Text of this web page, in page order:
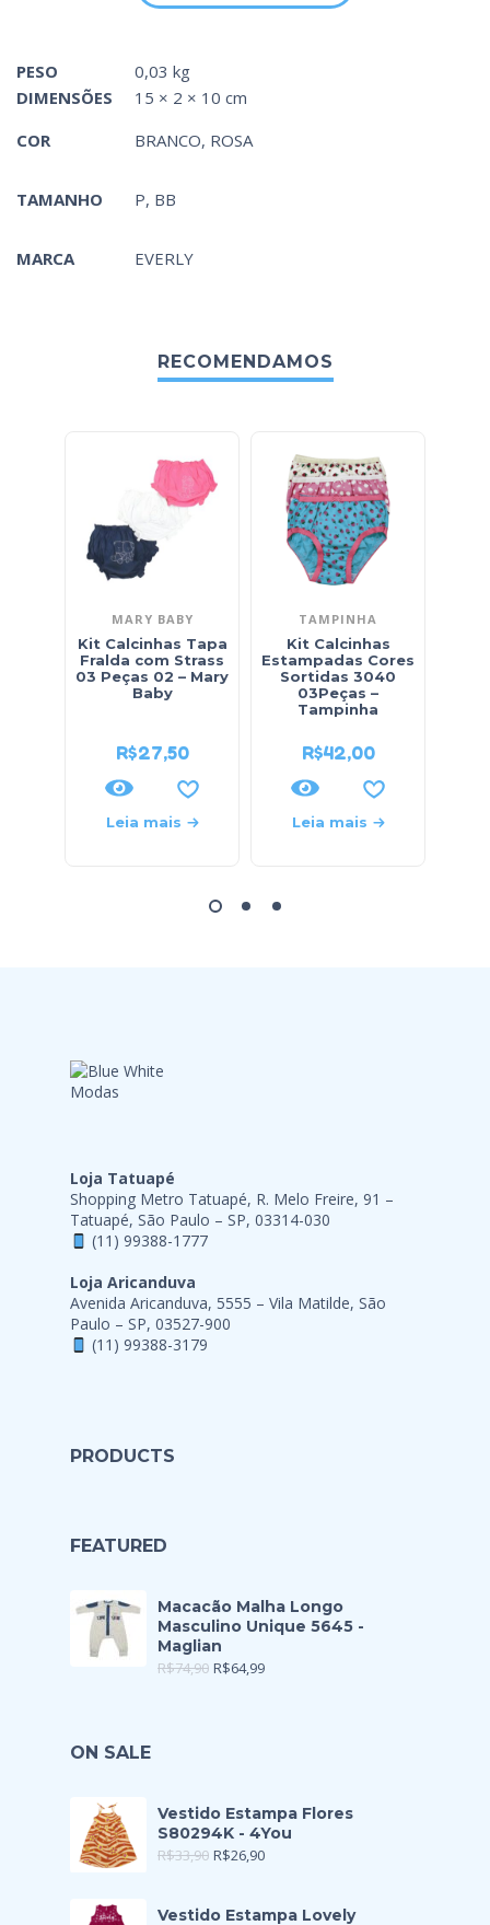
PESO
0,03 kg
DIMENSÕES
15 × 2 × 10 cm
COR
BRANCO, ROSA
TAMANHO P, BB
MARCA EVERLY
RECOMENDAMOS
MARY BABY
Kit Calcinhas Tapa
Fralda com Strass
03 Peças 02 – Mary
Baby
R$27,50
Leia mais
TAMPINHA
Kit Calcinhas
Estampadas Cores
Sortidas 3040
03Peças –
Tampinha
R$42,00
Leia mais
Loja Tatuapé
Shopping Metro Tatuapé, R. Melo Freire, 91 –
Tatuapé, São Paulo – SP, 03314-030
(11) 99388-1777
Loja Aricanduva
Avenida Aricanduva, 5555 – Vila Matilde, São
Paulo – SP, 03527-900
(11) 99388-3179
PRODUCTS
FEATURED
Macacão Malha Longo
Masculino Unique 5645 -
Maglian
R$74,90 R$64,99
ON SALE
Vestido Estampa Flores
S80294K - 4You
R$33,90 R$26,90
Vestido Estampa Lovely